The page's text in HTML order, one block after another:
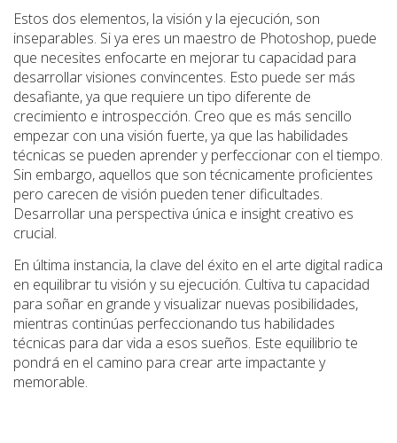
Estos dos elementos, la visión y la ejecución, son
inseparables. Si ya eres un maestro de Photoshop, puede
que necesites enfocarte en mejorar tu capacidad para
desarrollar visiones convincentes. Esto puede ser más
desafiante, ya que requiere un tipo diferente de
crecimiento e introspección. Creo que es más sencillo
empezar con una visión fuerte, ya que las habilidades
técnicas se pueden aprender y perfeccionar con el tiempo.
Sin embargo, aquellos que son técnicamente proficientes
pero carecen de visión pueden tener dificultades.
Desarrollar una perspectiva única e insight creativo es
crucial.
En última instancia, la clave del éxito en el arte digital radica
en equilibrar tu visión y su ejecución. Cultiva tu capacidad
para soñar en grande y visualizar nuevas posibilidades,
mientras continúas perfeccionando tus habilidades
técnicas para dar vida a esos sueños. Este equilibrio te
pondrá en el camino para crear arte impactante y
memorable.